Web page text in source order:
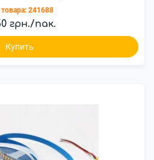
241688
грн./пак.
Купить